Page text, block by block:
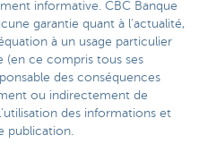
informative. CBC Banque
garantie quant à l'actualité,
à un usage particulier
(en ce compris tous ses
des conséquences
ou indirectement de
des informations et
publication.